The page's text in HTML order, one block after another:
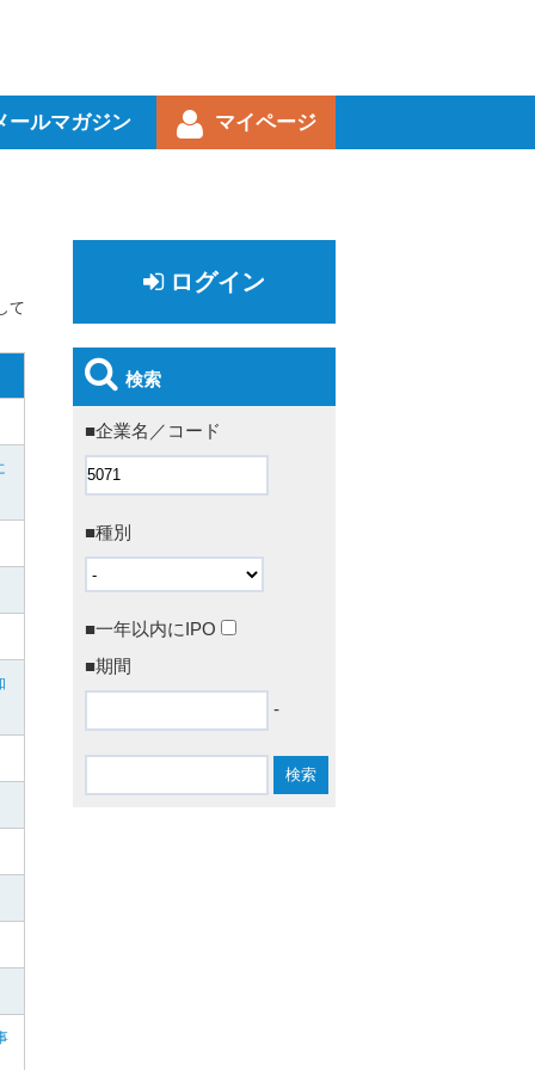
ールマガジン マイページ
て
ログイン
検索
■企業名／コード
■種別
■一年以内にIPO
■期間
-